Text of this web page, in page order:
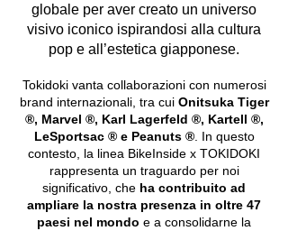
globale per aver creato un universo
visivo iconico ispirandosi alla cultura
pop e all’estetica giapponese.
Tokidoki vanta collaborazioni con numerosi
brand internazionali, tra cui Onitsuka Tiger
®, Marvel ®, Karl Lagerfeld ®, Kartell ®,
LeSportsac ® e Peanuts ®. In questo
contesto, la linea BikeInside x TOKIDOKI
rappresenta un traguardo per noi
significativo, che ha contribuito ad
ampliare la nostra presenza in oltre 47
paesi nel mondo e a consolidarne la